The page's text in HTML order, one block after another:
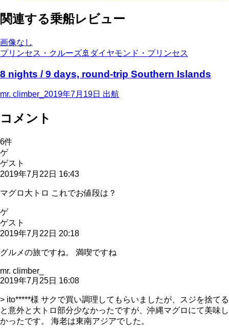
関連する乗船レビュー
画像なし
プリンセス・クルーズ🚢 ダイヤモンド・プリンセス
8 nights / 9 days, round-trip Southern Islands
mr. climber_ 2019年7月19日 出航
コメント
6件
ゲ
ゲスト
2019年7月22日 16:43
マグロ大トロ これでお値段は？
ゲ
ゲスト
2019年7月22日 20:18
グルメの旅ですね。 満喫ですね
mr. climber_
2019年7月25日 16:08
> ito*****様 サクで買い調理してもらいましたが、スジを捨てる
と意外と大トロ部分少なかったですが、沖縄マグロにて美味し
かったです。 海老は東南アジアでした。